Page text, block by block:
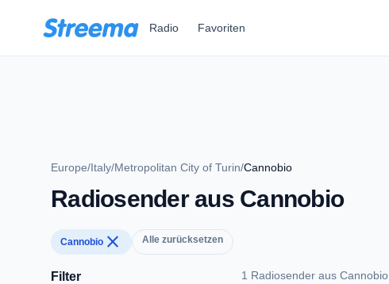
Radio Favoriten
Europe/Italy/Metropolitan City of Turin/Cannobio
Radiosender aus Cannobio
Cannobio close Alle zurücksetzen
Filter 1 Radiosender aus Cannobio